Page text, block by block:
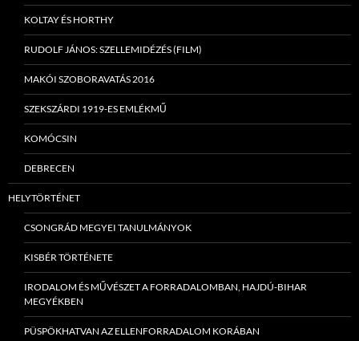
KOLTAY ÉS HORTHY
RUDOLF JÁNOS: SZELLEMIDÉZÉS (FILM)
MAKÓI SZOBORAVATÁS 2016
SZEKSZÁRDI 1919-ES EMLÉKMŰ
KOMÓCSIN
DEBRECEN
HELYTÖRTÉNET
CSONGRÁD MEGYEI TANULMÁNYOK
KISBÉR TÖRTÉNETE
IRODALOM ÉS MŰVÉSZET A FORRADALOMBAN, HAJDÚ-BIHAR
MEGYÉKBEN
PÜSPÖKHATVAN AZ ELLENFORRADALOM KORÁBAN